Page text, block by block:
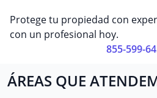
Protege tu propiedad con
con un profesional hoy.
855-599-
ÁREAS QUE